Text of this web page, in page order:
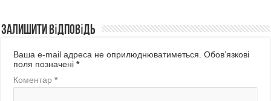
Залишити відповідь
Ваша e-mail адреса не оприлюднюватиметься. Обов’язкові
поля позначені*
Коментар*